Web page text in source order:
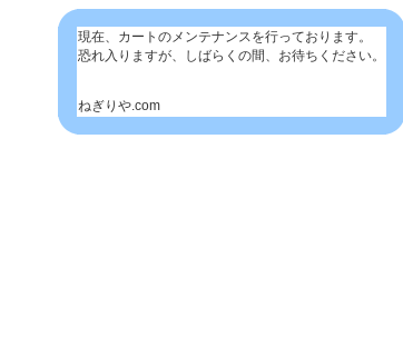
現在、カートのメンテナンスを行っております。
恐れ入りますが、しばらくの間、お待ちください。
ねぎりや.com